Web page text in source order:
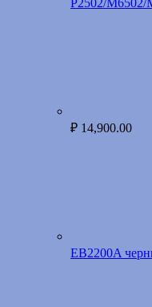
₽ 14,900.00
EB2200A